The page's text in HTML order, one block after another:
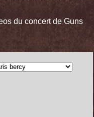
du concert de Guns